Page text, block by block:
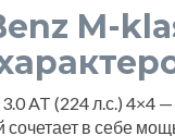
M-
AT (224 л.с.) 4×4
сочетает в себе